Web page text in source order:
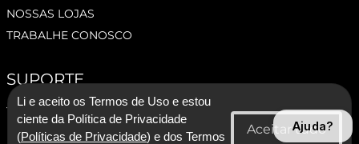
NOSSAS LOJAS
TRABALHE CONOSCO
SUPORTE
TERMOS E CONDIÇÕES
POLÍTICA DE PRIVACIDADE
Li e aceito os Termos de Uso e estou
ciente da Política de Privacidade
(Políticas de Privacidade) e dos Termos
Ajuda?